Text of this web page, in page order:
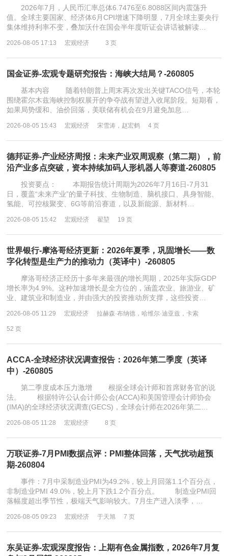
2026年7月，人民币汇率总体6.7476至6.8088区间内震荡升
值。全球主要国家、经济体6月CPI增速下降明显，7月全球主要央行
集体维持利率不变，叠加沃什在国会半年度听证会讲话被解读…
2026-08-05 17:13 宏观经济 3 页
国金证券-宏观专题研究报告：海峡大结局？-260805
基本内容 随着特朗普上周末再次发出关键TACO信号，本轮
围绕霍尔木兹海峡控制权展开的争夺战有望进入收尾阶段。短期看，
如果局势缓和、油价回落，美联储有机会在9月避免加息…
2026-08-05 15:43 宏观经济 宋雪涛，赵宏鹤 4 页
德邦证券-产业经济周报：未来产业双周观察（第二期），前
沿产业多点突破，资本持续加码人形机器人等赛道-260805
投资要点： 本期报告统计周期为2026年7月16日-7月31
日，覆盖“未来产业”的量子科技、生物制造、脑机接口、具身智能、
氢能、可控核聚变、6G等前沿赛道，以及新能源、新材料…
2026-08-05 15:42 宏观经济 翟堃 19 页
世界银行-摩洛哥经济更新：2026年夏季，巩固增长——数
字化转型是生产力的推动力（英译中）-260805
摩洛哥经济正经历十多年来最强的增长周期，2025年实际GDP
增长率为4.9%。这种加速增长是全方位的，涵盖农业、旅游业、矿
业、建筑业和制造业，并由强大的投资推动所支撑，这些投资…
2026-08-05 11:29 宏观经济 拉赫森·布纳德，哈维尔·迪亚兹，卡索
52 页
ACCA-全球经济状况调查报告：2026年第二季度（英译
中）-260805
第二季度成本压力激增 根据全球会计师和首席财务官的说
法。 根据特许公认会计师公会(ACCA)和美国管理会计师协会
(IMA)的全球经济状况调查(GECS)，全球会计师在2026年第二…
2026-08-05 11:28 宏观经济 8 页
万联证券-7月PMI数据点评：PMI整体回落，天气扰动超预
期-260804
事件：7月中采制造业PMI为49.2%，较上月回落1.1个百分点，
非制造业PMI 49.0%，较上月下跌1.2个百分点。 制造业PMI回
落幅度超出季节性，极端天气影响较大。7月生产进入淡季，…
2026-08-05 09:23 宏观经济 于天旭 7 页
东吴证券-宏观深度报告：上期有色金属指数，2026年7月复